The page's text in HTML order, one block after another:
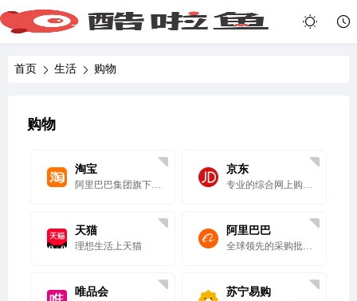
首页 生活 购物
购物
淘宝
阿里巴巴集团旗下的网络购物平台
京东
专业的综合网上购物商城
天猫
理想生活上天猫
阿里巴巴
全球领先的采购批发平台、批发网
唯品会 苏宁易购